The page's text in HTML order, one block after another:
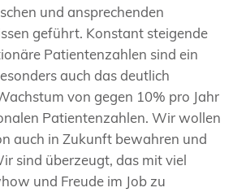
und ansprechenden
geführt. Konstant steigende
Patientenzahlen sind ein
auch das deutlich
von gegen 10% pro Jahr
Patientenzahlen. Wir wollen
auch in Zukunft bewahren und
sind überzeugt, das mit viel
und Freude im Job zu